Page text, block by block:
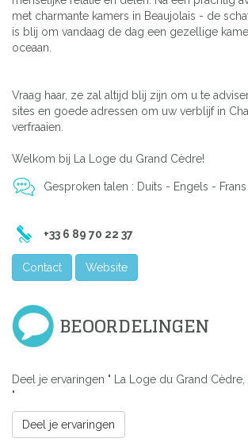
met charmante kamers in Beaujolais - de
is blij om vandaag de dag een gezellige
oceaan.
Vraag haar, ze zal altijd blij zijn om u te
sites en goede adressen om uw verblijf in
verfraaien.
Welkom bij La Loge du Grand Cèdre!
Gesproken talen : Duits - Engels -
+33 6 89 70 22 37
Contact Website
BEOORDELINGEN
Deel je ervaringen " La Loge du Grand
"
Deel je ervaringen